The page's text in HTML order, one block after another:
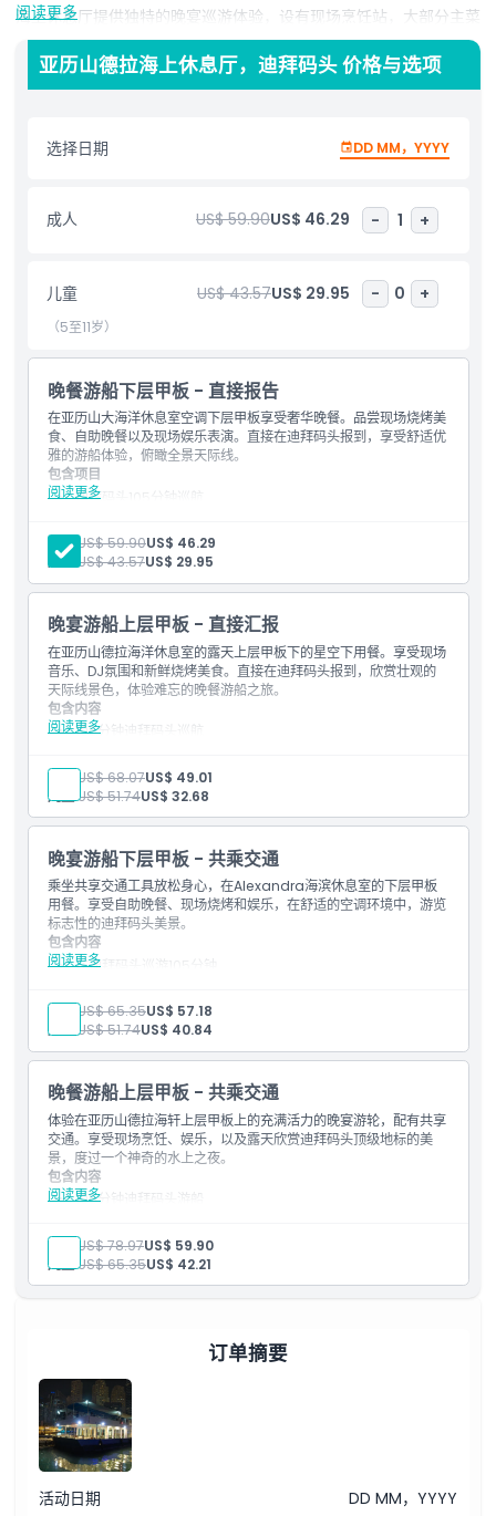
海上休息厅提供独特的晚宴巡游体验，设有现场烹饪站，大部分主菜
在航行中现场制作。宾客可尽情享用由专业厨师现场烧烤的新鲜菜
肴，提升口味和氛围。氛围增添了现场娱乐，包括才华横溢的女歌手
和活力十足的DJ表演，为与朋友、家人或浪漫晚餐约会营造完美氛
亮点
包含项
接车时间 送车时间
需要了解的事项
位置
取消政策
阅读更多
亚历山德拉海上休息厅，迪拜码头 价格与选项
选择日期 DD MM，YYYY
成人 US$ 59.90US$ 46.29 - 1 +
儿童 US$ 43.57US$ 29.95 - 0 +
（5至11岁）
晚餐游船下层甲板 - 直接报告
在亚历山大海洋休息室空调下层甲板享受奢华晚餐。品尝现场烧烤美
食、自助晚餐以及现场娱乐表演。直接在迪拜码头报到，享受舒适优
雅的游船体验，俯瞰全景天际线。
阅读更多
包含项目
迪拜码头105分钟巡航
女性DJ／歌手现场表演
全套自助晚餐
水、软饮料、果汁、茶和咖啡
桌上供应开胃菜和小吃
成人: US$ 59.90US$ 46.29
儿童:
US$ 43.57US$ 29.95
晚宴游船上层甲板 - 直接汇报
在亚历山德拉海洋休息室的露天上层甲板下的星空下用餐。享受现场
音乐、DJ氛围和新鲜烧烤美食。直接在迪拜码头报到，欣赏壮观的
天际线景色，体验难忘的晚餐游船之旅。
阅读更多
包含内容
105分钟迪拜码头巡航
女DJ/歌手现场表演
全套自助晚餐
饮用水、软饮、果汁、茶和咖啡
开胃菜和餐前小吃餐桌供应
成人: US$ 68.07US$ 49.01
儿童:US$ 51.74US$ 32.68
晚宴游船下层甲板 - 共乘交通
乘坐共享交通工具放松身心，在Alexandra海滨休息室的下层甲板
用餐。享受自助晚餐、现场烧烤和娱乐，在舒适的空调环境中，游览
标志性的迪拜码头美景。
阅读更多
包含内容
在迪拜码头巡游105分钟
舒适空调下层甲板室内座位
女性DJ/歌手现场演出
全套餐自助晚餐
送上开胃菜和小点
从迪拜酒店出发的双向共享交通服务。
成人: US$ 65.35US$ 57.18
儿童: US$ 51.74US$ 40.84
晚餐游船上层甲板 - 共乘交通
体验在亚历山德拉海轩上层甲板上的充满活力的晚宴游轮，配有共享
交通。享受现场烹饪、娱乐，以及露天欣赏迪拜码头顶级地标的美
景，度过一个神奇的水上之夜。
阅读更多
包含内容
105分钟迪拜码头游船
女DJ/歌手现场表演
全套餐自助晚餐
提供矿泉水、软饮、果汁、茶和咖啡
成人: US$ 78.97US$ 59.90
儿童:US$ 65.35US$ 42.21
订单摘要
活动日期
DD MM，YYYY